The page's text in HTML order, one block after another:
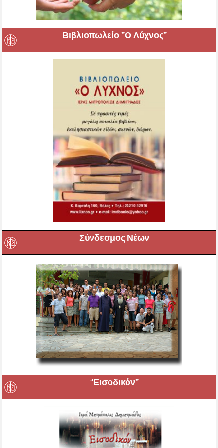
Βιβλιοπωλείο ”Ο Λύχνος”
Σύνδεσμος Νέων
“Εισοδικόν”